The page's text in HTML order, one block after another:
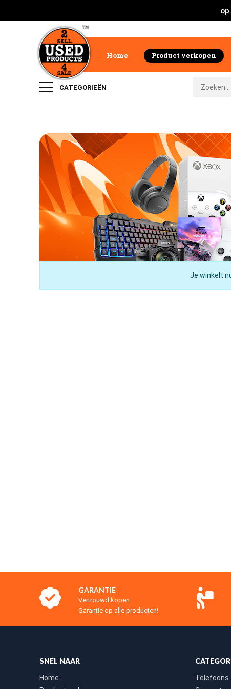
Home Product verkopen
CATEGORIEËN
Je winkelt
GARANTIE
Vertrouwd kopen
Garantie op alle producten!
SNEL NAAR
Home
Telefoons